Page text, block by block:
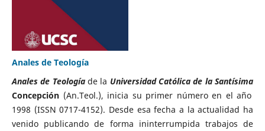
Anales de Teología
Anales de Teología de la Universidad Católica de la Santísima
Concepción(An.Teol.), inicia su primer número en el año
1998 (ISSN 0717-4152). Desde esa fecha a la actualidad ha
venido publicando de forma ininterrumpida trabajos de